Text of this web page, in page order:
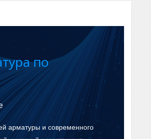
по
арматуры и современного